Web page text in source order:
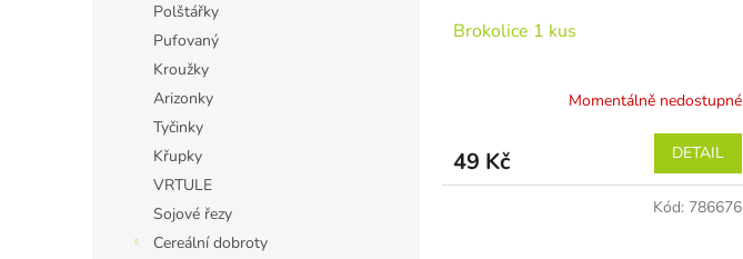
Polštářky
Pufovaný
Kroužky
Arizonky
Tyčinky
Křupky
VRTULE
Sojové řezy
Cereální dobroty
Brokolice 1 kus
Momentálně nedostupné
49 Kč DETAIL
Kód: 786676